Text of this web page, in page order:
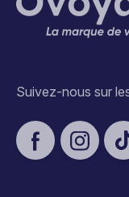
Suivez-nous sur